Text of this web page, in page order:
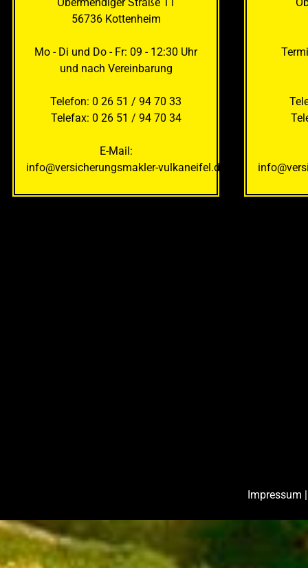
Obermendiger Straße 11
56736 Kottenheim
Mo - Di und Do - Fr: 09 - 12:30 Uhr
und nach Vereinbarung
Telefon: 0 26 51 / 94 70 33
Telefax: 0 26 51 / 94 70 34
E-Mail:
info@versicherungsmakler-vulkaneifel.de
Impressum